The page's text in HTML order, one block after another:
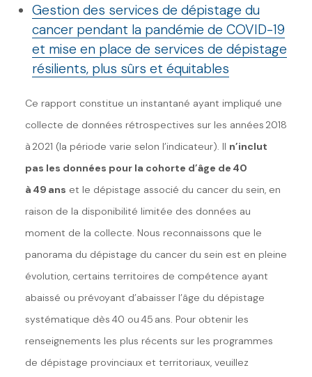
Gestion des services de dépistage du
cancer pendant la pandémie de COVID-19
et mise en place de services de dépistage
résilients, plus sûrs et équitables
Ce rapport constitue un instantané ayant impliqué une
collecte de données rétrospectives sur les années 2018
à 2021 (la période varie selon l’indicateur). Il n’inclut
pas les données pour la cohorte d’âge de 40
à 49 ans et le dépistage associé du cancer du sein, en
raison de la disponibilité limitée des données au
moment de la collecte. Nous reconnaissons que le
panorama du dépistage du cancer du sein est en pleine
évolution, certains territoires de compétence ayant
abaissé ou prévoyant d’abaisser l’âge du dépistage
systématique dès 40 ou 45 ans. Pour obtenir les
renseignements les plus récents sur les programmes
de dépistage provinciaux et territoriaux, veuillez